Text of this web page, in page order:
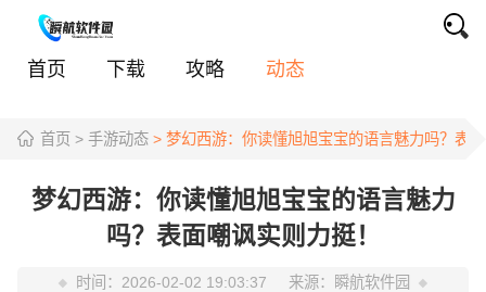
首页 下载 攻略 动态
首页 > 手游动态 > 梦幻西游：你读懂旭旭宝宝的语言魅力吗？表
梦幻西游：你读懂旭旭宝宝的语言魅力
吗？表面嘲讽实则力挺！
时间： 2026-02-02 19:03:37 来源： 瞬航软件园